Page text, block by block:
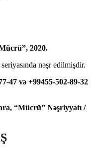
2020.
seriyasında nəşr edilmişdir.
47 və +99455-502-89-32
“Mücrü” Nəşriyyatı /